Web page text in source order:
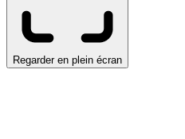
Regarder en plein écran